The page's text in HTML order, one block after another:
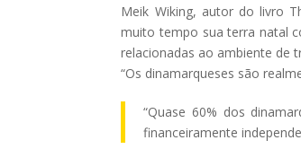
Meik Wiking, autor do livro
muito tempo sua terra natal
relacionadas ao ambiente de
“Os dinamarqueses são
“Quase 60% dos
financeiramente